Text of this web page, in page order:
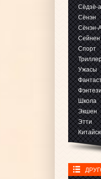
Сёдзё-
Сёнэн
Сёнэн-
Сейнен
Спорт
Ужасы
Школа
Экшен
Этти